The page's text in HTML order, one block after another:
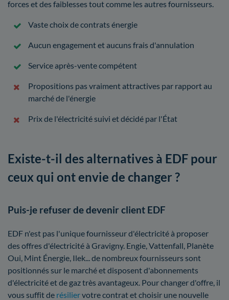
forces et des faiblesses tout comme les autres fournisseurs.
Vaste choix de contrats énergie
Aucun engagement et aucuns frais d'annulation
Service après-vente compétent
Propositions pas vraiment attractives par rapport au
marché de l'énergie
Prix de l'électricité suivi et décidé par l'État
Existe-t-il des alternatives à EDF pour
ceux qui ont envie de changer ?
Puis-je refuser de devenir client EDF
EDF n'est pas l'unique fournisseur d'électricité à proposer
des offres d'électricité à Gravigny. Engie, Vattenfall, Planète
Oui, Mint Énergie, Ilek... de nombreux fournisseurs sont
positionnés sur le marché et disposent d'abonnements
d'électricité et de gaz très avantageux. Pour changer d'offre, il
vous suffit de résiliervotre contrat et choisir une nouvelle